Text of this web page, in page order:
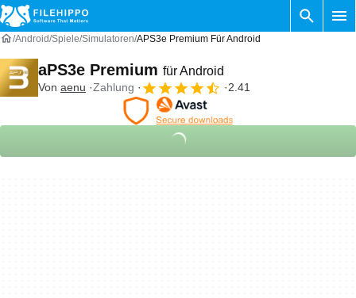
Android Spiele Simulatoren APS3e Premium Für Android
aPS3e Premium für Android
Von aenu Zahlung 2.41